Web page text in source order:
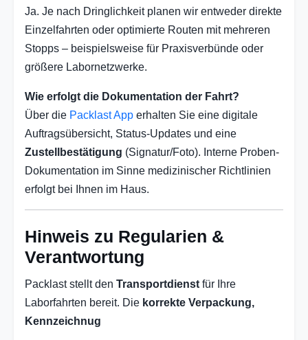
Ja. Je nach Dringlichkeit planen wir entweder direkte
Einzelfahrten oder optimierte Routen mit mehreren
Stopps – beispielsweise für Praxisverbünde oder
größere Labornetzwerke.
Wie erfolgt die Dokumentation der Fahrt?
Über die Packlast App erhalten Sie eine digitale
Auftragsübersicht, Status-Updates und eine
Zustellbestätigung (Signatur/Foto). Interne Proben-
Dokumentation im Sinne medizinischer Richtlinien
erfolgt bei Ihnen im Haus.
Hinweis zu Regularien &
Verantwortung
Packlast stellt den Transportdienst für Ihre
Laborfahrten bereit. Die korrekte Verpackung,
Kennzeichnug